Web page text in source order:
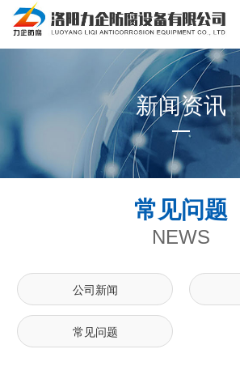
新闻资讯
常见问题
NEWS
公司新闻
常见问题